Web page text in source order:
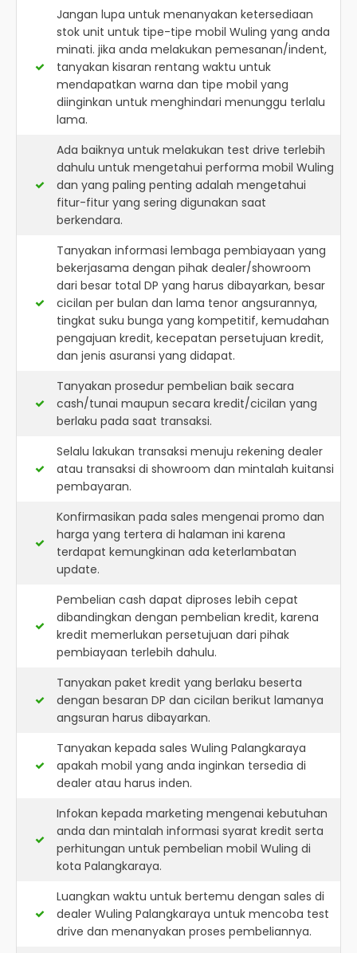
Jangan lupa untuk menanyakan ketersediaan
stok unit untuk tipe-tipe mobil Wuling yang anda
minati. jika anda melakukan pemesanan/indent,
tanyakan kisaran rentang waktu untuk
mendapatkan warna dan tipe mobil yang
diinginkan untuk menghindari menunggu terlalu
lama.
Ada baiknya untuk melakukan test drive terlebih
dahulu untuk mengetahui performa mobil Wuling
dan yang paling penting adalah mengetahui
fitur-fitur yang sering digunakan saat
berkendara.
Tanyakan informasi lembaga pembiayaan yang
bekerjasama dengan pihak dealer/showroom
dari besar total DP yang harus dibayarkan, besar
cicilan per bulan dan lama tenor angsurannya,
tingkat suku bunga yang kompetitif, kemudahan
pengajuan kredit, kecepatan persetujuan kredit,
dan jenis asuransi yang didapat.
Tanyakan prosedur pembelian baik secara
cash/tunai maupun secara kredit/cicilan yang
berlaku pada saat transaksi.
Selalu lakukan transaksi menuju rekening dealer
atau transaksi di showroom dan mintalah kuitansi
pembayaran.
Konfirmasikan pada sales mengenai promo dan
harga yang tertera di halaman ini karena
terdapat kemungkinan ada keterlambatan
update.
Pembelian cash dapat diproses lebih cepat
dibandingkan dengan pembelian kredit, karena
kredit memerlukan persetujuan dari pihak
pembiayaan terlebih dahulu.
Tanyakan paket kredit yang berlaku beserta
dengan besaran DP dan cicilan berikut lamanya
angsuran harus dibayarkan.
Tanyakan kepada sales Wuling Palangkaraya
apakah mobil yang anda inginkan tersedia di
dealer atau harus inden.
Infokan kepada marketing mengenai kebutuhan
anda dan mintalah informasi syarat kredit serta
perhitungan untuk pembelian mobil Wuling di
kota Palangkaraya.
Luangkan waktu untuk bertemu dengan sales di
dealer Wuling Palangkaraya untuk mencoba test
drive dan menanyakan proses pembeliannya.